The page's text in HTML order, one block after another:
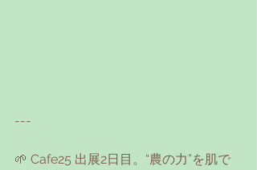
---
🌱 Cafe25 出展2日目。“農の力”を肌で